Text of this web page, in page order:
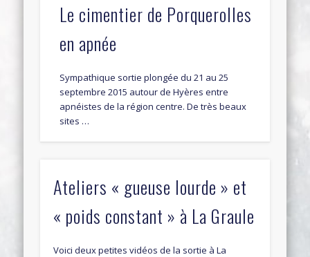
Le cimentier de Porquerolles
en apnée
Sympathique sortie plongée du 21 au 25
septembre 2015 autour de Hyères entre
apnéistes de la région centre. De très beaux
sites …
Ateliers « gueuse lourde » et
« poids constant » à La Graule
Voici deux petites vidéos de la sortie à La